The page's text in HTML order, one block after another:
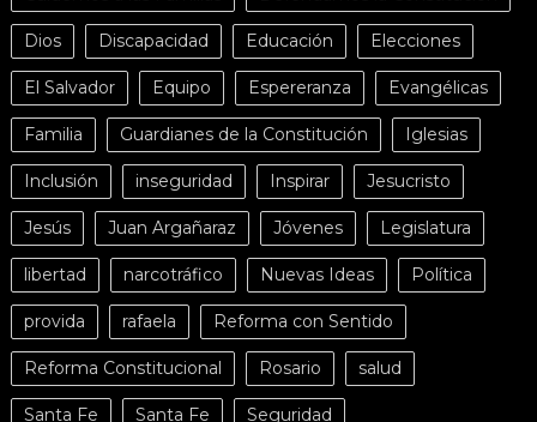
Dios Discapacidad Educación Elecciones
El Salvador Equipo Espereranza Evangélicas
Familia Guardianes de la Constitución Iglesias
Inclusión inseguridad Inspirar Jesucristo
Jesús Juan Argañaraz Jóvenes Legislatura
libertad narcotráfico Nuevas Ideas Política
provida rafaela Reforma con Sentido
Reforma Constitucional Rosario salud
Santa Fe Santa Fe Seguridad